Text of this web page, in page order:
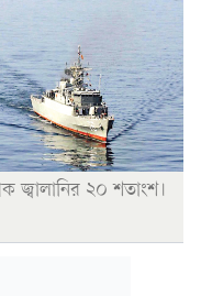
জ্বালানির ২০ শতাংশ।